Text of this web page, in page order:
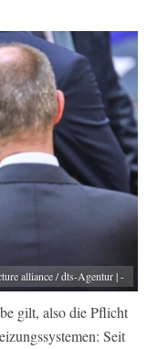
alliance / dts-Agentur | -
gilt, also die Pflicht
Seit